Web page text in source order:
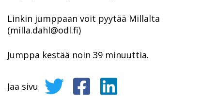
Linkin jumppaan voit pyytää Millalta
(milla.dahl@odl.fi)
Jumppa kestää noin 39 minuuttia.
Jaa sivu Jaa sivu Twitterissä
Jaa sivu Facebookissa
Jaa sivu LinkedInissä